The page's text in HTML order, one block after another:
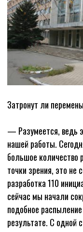
Затронут ли
— Разумеется, ведь
нашей работы.
большое количество
точки зрения, это не
разработка 110
сейчас мы начали
подобное
результате. С одной